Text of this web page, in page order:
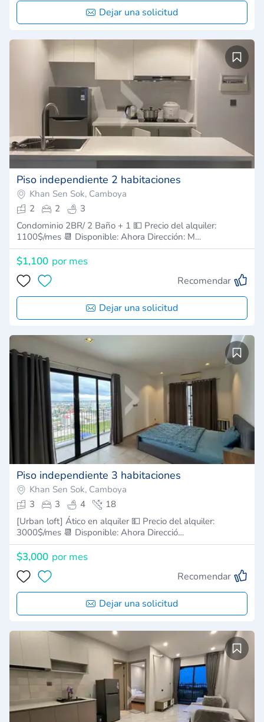
Dejar una solicitud
Piso independiente 2 habitaciones
Khan Sen Sok, Camboya
2
2
3
Condominio 2BR/ 2 Baño + 1 💵 Precio del alquiler:
1100$/mes 📆 Disponible: Ahora Dirección: M…
$1,100 por mes
Recomendar
Dejar una solicitud
Piso independiente 3 habitaciones
Khan Sen Sok, Camboya
3
3 4
18
[Urban loft] Ático en alquiler 💵 Precio del alquiler:
3000$/mes 📆 Disponible: Ahora Direcció…
$3,000 por mes
Recomendar
Dejar una solicitud